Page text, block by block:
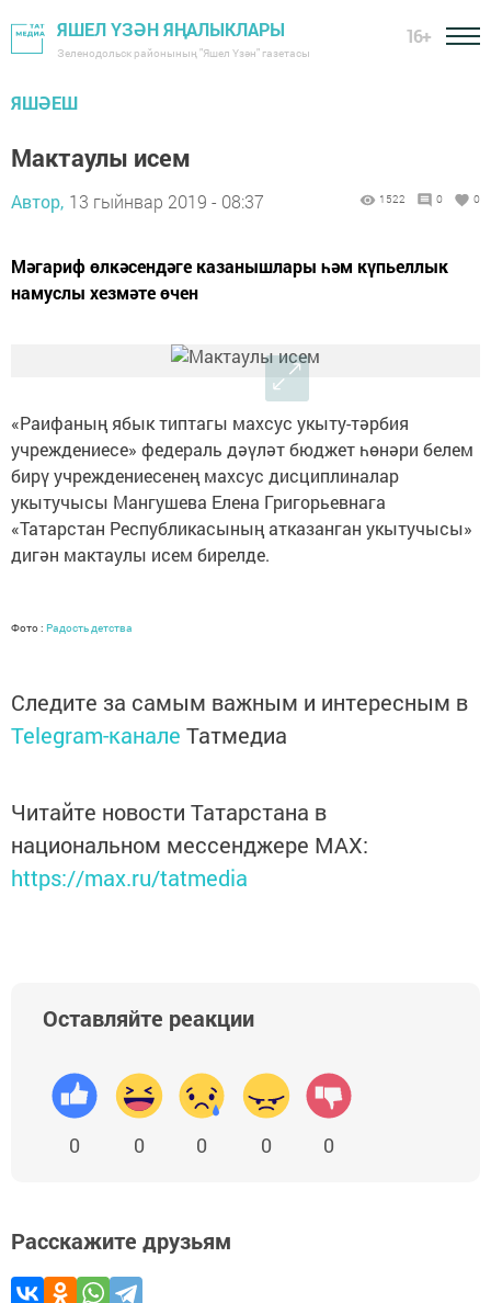
ЯШЕЛ ҮЗӘН ЯҢАЛЫКЛАРЫ
Зеленодольск районының "Яшел Үзән" газетасы
16+
ЯШӘЕШ
Мактаулы исем
Автор, 13 гыйнвар 2019 - 08:37 1522 0 0
Мәгариф өлкәсендәге казанышлары һәм күпьеллык
намуслы хезмәте өчен
«Раифаның ябык типтагы махсус укыту-тәрбия
учреждениесе» федераль дәүләт бюджет һөнәри белем
бирү учреждениесенең махсус дисциплиналар
укытучысы Мангушева Елена Григорьев­нага
«Татарстан Республикасының атказанган укытучысы»
дигән мактаулы исем бирелде.
Фото : Радость детства
Следите за самым важным и интересным в
Telegram-канале Татмедиа
Читайте новости Татарстана в
национальном мессенджере MАХ:
https://max.ru/tatmedia
Оставляйте реакции
0 0 0 0 0
Расскажите друзьям